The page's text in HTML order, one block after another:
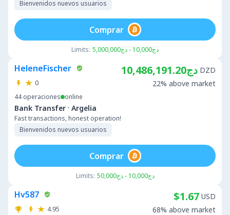
Bienvenidos nuevos usuarios
Limits: دج10,000 - دج5,000,000
Comprar
HeleneFischer
0
44 operaciones online
Bank Transfer · Argelia
Fast transactions, honest operation!
Bienvenidos nuevos usuarios
دج10,486,191.20 DZD
22% above market
Limits: دج10,000 - دج50,000
Comprar
Hv587
4.95
$1.67 USD
68% above market